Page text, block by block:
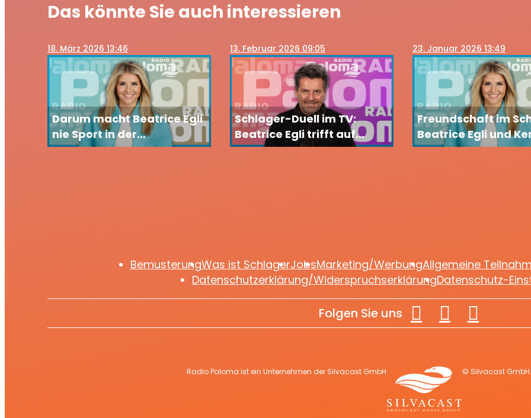
Das könnte Sie auch interessieren
18. März 2026 13:46
Darum macht Beatrice Egli
nie Sport in der
Öffentlichkeit
13. Februar 2026 09:05
Schlager-Duell im TV:
Beatrice Egli trifft auf
Thomas Anders bei „Wer
23. Januar 2026 13:49
Freundschaft im
Beatrice Egli und
Ott verbindet mehr
BemusterungWas ist SchlagerJobsMarketing/WerbungAllgemeine
Datenschutzerklärung/WiderspruchserklärungDatenschutz-
Folgen Sie uns
Radio Paloma ist ein Unternehmen der Silvacast GmbH © Silvacast